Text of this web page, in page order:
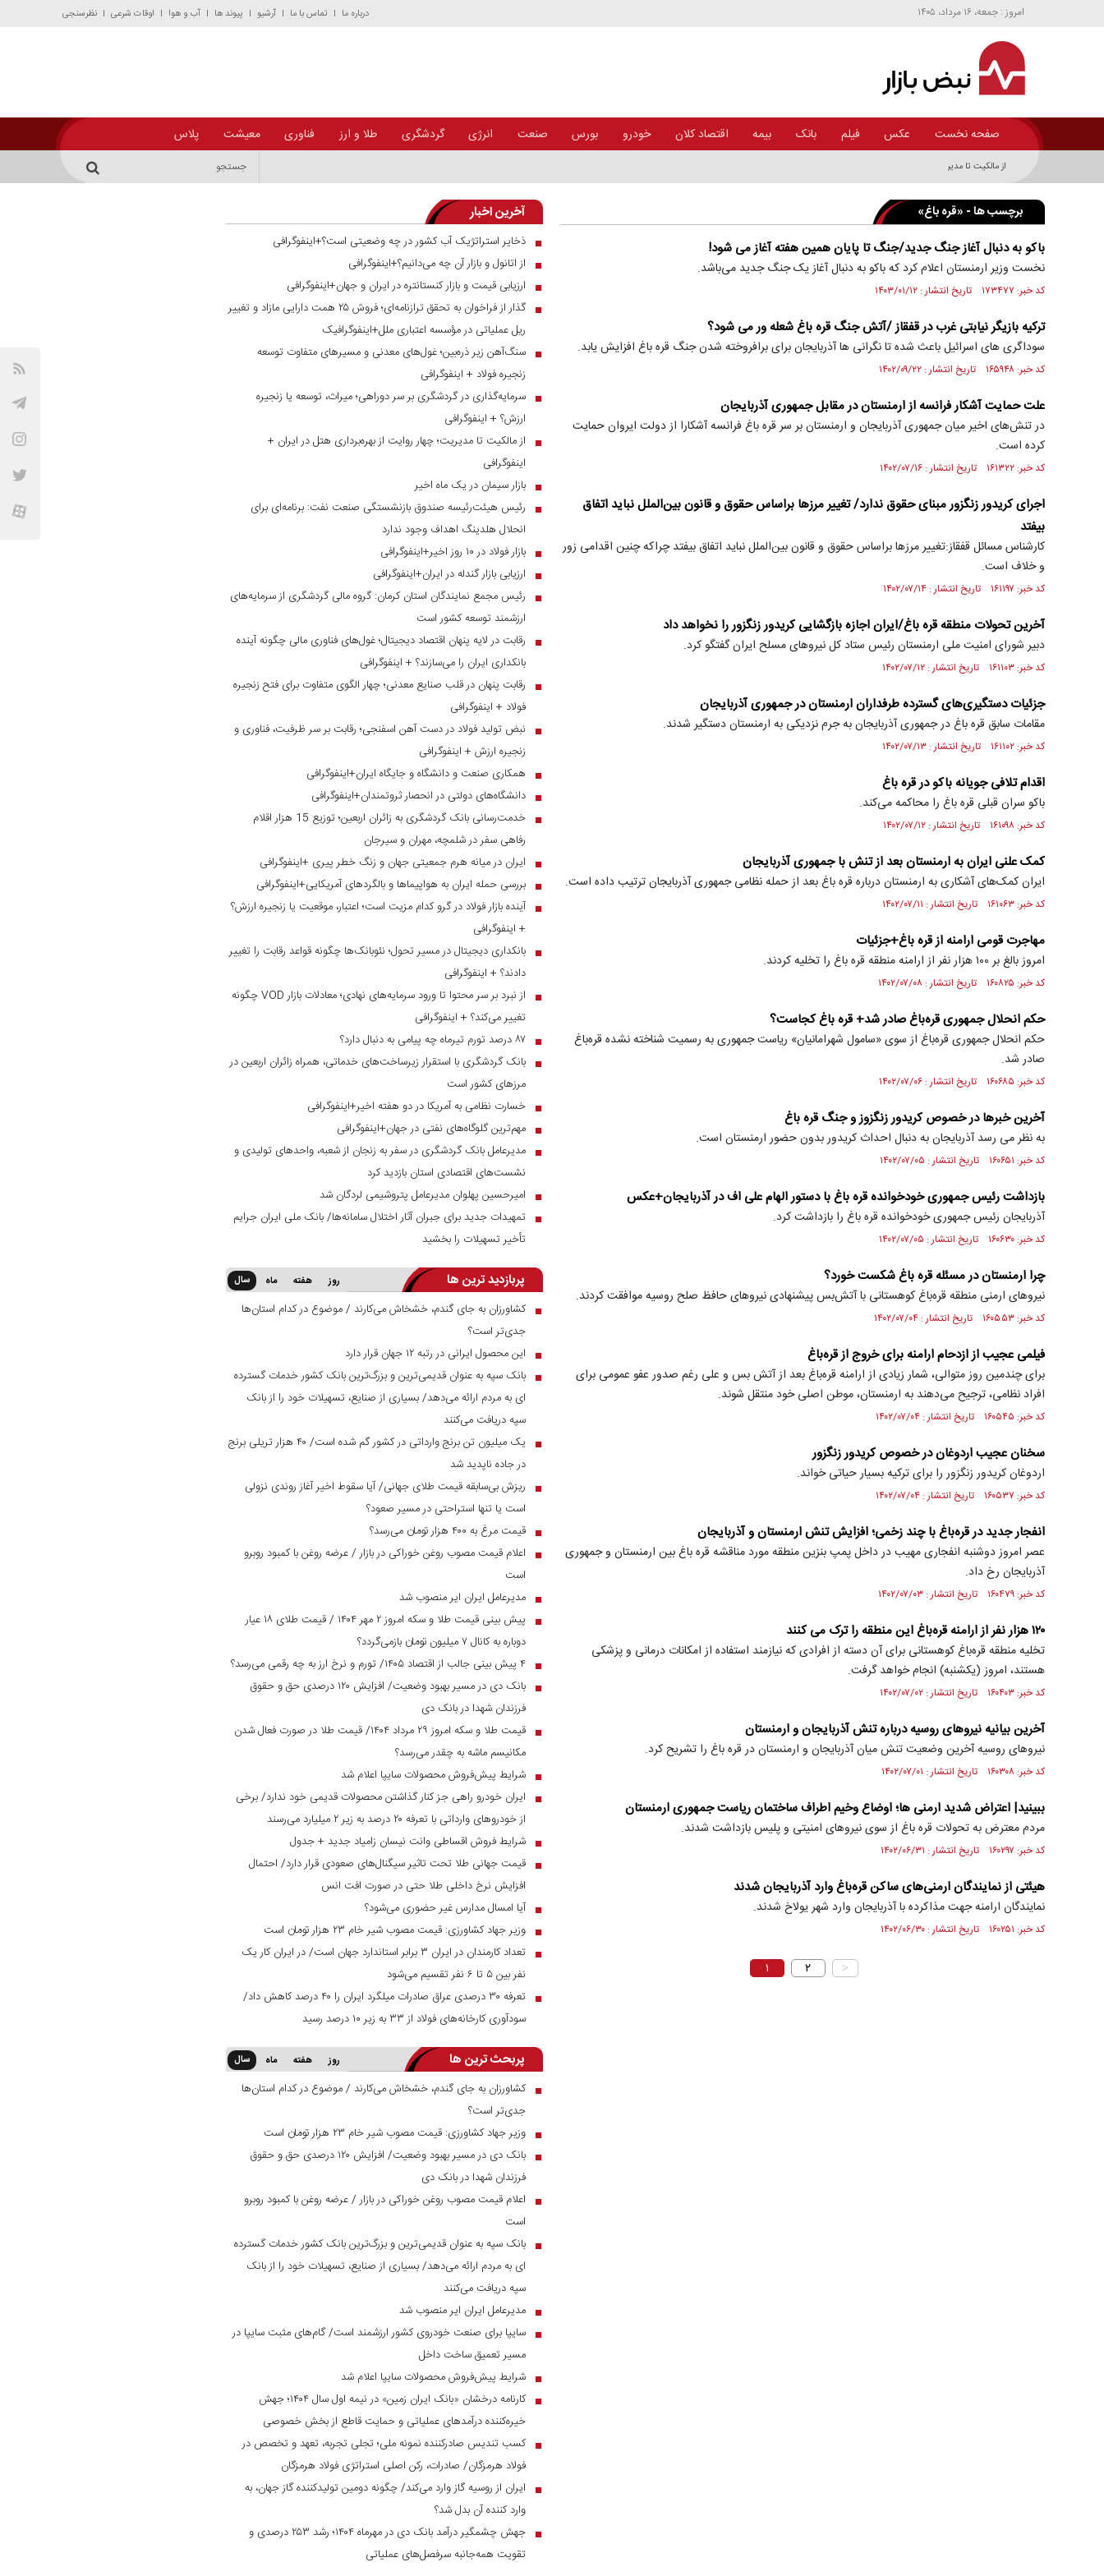
امروز : جمعه، ۱۶ مرداد، ۱۴۰۵ درباره ما تماس با ما آرشیو پیوند ها آب و هوا اوقات شرعی نظرسنجی
صفحه نخست عکس فیلم بانک بیمه اقتصاد کلان خودرو بورس صنعت انرژی گردشگری طلا و ارز فناوری معیشت پلاس
از مالکیت تا مدیریت؛ چهار روایت از بهره‌برداری هتل در ایران + اینفوگرافی
برچسب ها - «قره باغ»
باکو به دنبال آغاز جنگ جدید/جنگ تا پایان همین هفته آغاز می شود!
نخست وزیر ارمنستان اعلام کرد که باکو به دنبال آغاز یک جنگ جدید می‌باشد.
کد خبر: ۱۷۳۴۷۷ تاریخ انتشار : ۱۴۰۳/۰۱/۱۲
ترکیه بازیگر نیابتی غرب در قفقاز /آتش جنگ قره باغ شعله ور می شود؟
سوداگری های اسرائیل باعث شده تا نگرانی ها آذربایجان برای برافروخته شدن جنگ قره باغ افزایش یابد.
کد خبر: ۱۶۵۹۴۸ تاریخ انتشار : ۱۴۰۲/۰۹/۲۲
علت حمایت آشکار فرانسه از ارمنستان در مقابل جمهوری آذربایجان
در تنش‌های اخیر میان جمهوری آذربایجان و ارمنستان بر سر قره باغ فرانسه آشکارا از دولت ایروان حمایت
کرده است.
کد خبر: ۱۶۱۳۲۲ تاریخ انتشار : ۱۴۰۲/۰۷/۱۶
اجرای کریدور زنگزور مبنای حقوق ندارد/ تغییر مرز‌ها براساس حقوق و قانون بین‌الملل نباید اتفاق
بیفتد
کارشناس مسائل قفقاز:تغییر مرز‌ها براساس حقوق و قانون بین‌الملل نباید اتفاق بیفتد چراکه چنین اقدامی زور
و خلاف است.
کد خبر: ۱۶۱۱۹۷ تاریخ انتشار : ۱۴۰۲/۰۷/۱۴
آخرین تحولات منطقه قره باغ/ایران اجازه بازگشایی کریدور زنگزور را نخواهد داد
دبیر شورای امنیت ملی ارمنستان رئیس ستاد کل نیرو‌های مسلح ایران گفتگو کرد.
کد خبر: ۱۶۱۱۰۳ تاریخ انتشار : ۱۴۰۲/۰۷/۱۲
جزئیات دستگیری‌های گسترده طرفداران ارمنستان در جمهوری آذربایجان
مقامات سابق قره باغ در جمهوری آذربایجان به جرم نزدیکی به ارمنستان دستگیر شدند.
کد خبر: ۱۶۱۱۰۲ تاریخ انتشار : ۱۴۰۲/۰۷/۱۳
اقدام تلافی جویانه باکو در قره باغ
باکو سران قبلی قره باغ را محاکمه می‌کند.
کد خبر: ۱۶۱۰۹۸ تاریخ انتشار : ۱۴۰۲/۰۷/۱۲
کمک علنی ایران به ارمنستان بعد از تنش با جمهوری آذربایجان
ایران کمک‌های آشکاری به ارمنستان درباره قره باغ بعد از حمله نظامی جمهوری آذربایجان ترتیب داده است.
کد خبر: ۱۶۱۰۶۳ تاریخ انتشار : ۱۴۰۲/۰۷/۱۱
مهاجرت قومی ارامنه از قره باغ+جزئیات
امروز بالغ بر ۱۰۰ هزار نفر از ارامنه منطقه قره باغ را تخلیه کردند.
کد خبر: ۱۶۰۸۲۵ تاریخ انتشار : ۱۴۰۲/۰۷/۰۸
حکم انحلال جمهوری قره‌باغ صادر شد+ قره باغ کجاست؟
حکم انحلال جمهوری قره‌باغ از سوی «سامول شهرامانیان» ریاست جمهوری به رسمیت شناخته نشده قره‌باغ
صادر شد.
کد خبر: ۱۶۰۶۸۵ تاریخ انتشار : ۱۴۰۲/۰۷/۰۶
آخرین خبر‌ها در خصوص کریدور زنگزوز و جنگ قره باغ
به نظر می رسد آذربایجان به دنبال احداث کریدور بدون حضور ارمنستان است.
کد خبر: ۱۶۰۶۵۱ تاریخ انتشار : ۱۴۰۲/۰۷/۰۵
بازداشت رئیس جمهوری خودخوانده قره باغ با دستور الهام علی اف در آذربایجان+عکس
آذربایجان رئیس جمهوری خودخوانده قره باغ را بازداشت کرد.
کد خبر: ۱۶۰۶۳۰ تاریخ انتشار : ۱۴۰۲/۰۷/۰۵
چرا ارمنستان در مسئله قره باغ شکست خورد؟
نیروهای ارمنی منطقه قره‌باغ کوهستانی با آتش‌بس پیشنهادی نیروهای حافظ صلح روسیه موافقت کردند.
کد خبر: ۱۶۰۵۵۳ تاریخ انتشار : ۱۴۰۲/۰۷/۰۴
فیلمی عجیب از ازدحام ارامنه برای خروج از قره‌باغ
برای چندمین روز متوالی، شمار زیادی از ارامنه قره‌باغ بعد از آتش بس و علی رغم صدور عفو عمومی برای
افراد نظامی، ترجیح می‌دهند به ارمنستان، موطن اصلی خود منتقل شوند.
کد خبر: ۱۶۰۵۴۵ تاریخ انتشار : ۱۴۰۲/۰۷/۰۴
سخنان عجیب اردوغان در خصوص کریدور زنگزور
اردوغان کریدور زنگزور را برای ترکیه بسیار حیاتی خواند.
کد خبر: ۱۶۰۵۳۷ تاریخ انتشار : ۱۴۰۲/۰۷/۰۴
انفجار جدید در قره‌باغ با چند زخمی؛ افزایش تنش ارمنستان و آذربایجان
عصر امروز دوشنبه انفجاری مهیب در داخل پمپ بنزین منطقه مورد مناقشه قره باغ بین ارمنستان و جمهوری
آذربایجان رخ داد.
کد خبر: ۱۶۰۴۷۹ تاریخ انتشار : ۱۴۰۲/۰۷/۰۳
۱۲۰ هزار نفر از ارامنه قره‌باغ این منطقه را ترک می کنند
تخلیه منطقه قره‌باغ کوهستانی برای آن دسته از افرادی که نیازمند استفاده از امکانات درمانی و پزشکی
هستند، امروز (یکشنبه) انجام خواهد گرفت.
کد خبر: ۱۶۰۴۰۳ تاریخ انتشار : ۱۴۰۲/۰۷/۰۲
آخرین بیانیه نیروهای روسیه درباره تنش آذربایجان و ارمنستان
نیروهای روسیه آخرین وضعیت تنش میان آذربایجان و ارمنستان در قره باغ را تشریح کرد.
کد خبر: ۱۶۰۳۰۸ تاریخ انتشار : ۱۴۰۲/۰۷/۰۱
ببینید| اعتراض شدید ارمنی ها؛ اوضاع وخیم اطراف ساختمان ریاست جمهوری ارمنستان
مردم معترض به تحولات قره باغ از سوی نیروهای امنیتی و پلیس بازداشت شدند.
کد خبر: ۱۶۰۲۹۷ تاریخ انتشار : ۱۴۰۲/۰۶/۳۱
هیئتی از نمایندگان ارمنی‌های ساکن قره‌باغ وارد آذربایجان شدند
نمایندگان ارامنه جهت مذاکرده با آذربایجان وارد شهر یولاخ شدند.
کد خبر: ۱۶۰۲۵۱ تاریخ انتشار : ۱۴۰۲/۰۶/۳۰
۱ ۲ >
آخرین اخبار
■ ذخایر استراتژیک آب کشور در چه وضعیتی است؟+اینفوگرافی
■ از اتانول و بازار آن چه می‌دانیم؟+اینفوگرافی
■ ارزیابی قیمت و بازار کنستانتره در ایران و جهان+اینفوگرافی
■
گذار از فراخوان به تحقق ترازنامه‌ای؛ فروش ۲۵ همت دارایی مازاد و تغییر
ریل عملیاتی در مؤسسه اعتباری ملل+اینفوگرافیک
■ سنگ‌آهن زیر ذره‌بین؛ غول‌های معدنی و مسیر‌های متفاوت توسعه
زنجیره فولاد + اینفوگرافی
■ سرمایه‌گذاری در گردشگری بر سر دوراهی؛ میراث، توسعه یا زنجیره
ارزش؟ + اینفوگرافی
■
از مالکیت تا مدیریت؛ چهار روایت از بهره‌برداری هتل در ایران +
اینفوگرافی
■ بازار سیمان در یک ماه اخیر
■
رئیس هیئت‌رئیسه صندوق بازنشستگی صنعت نفت: برنامه‌ای برای
انحلال هلدینگ اهداف وجود ندارد
■ بازار فولاد در ۱۰ روز اخیر+اینفوگرافی
■ ارزیابی بازار گندله در ایران+اینفوگرافی
■
رئیس مجمع نمایندگان استان کرمان: گروه مالی گردشگری از سرمایه‌های
ارزشمند توسعه کشور است
■
رقابت در لایه پنهان اقتصاد دیجیتال؛ غول‌های فناوری مالی چگونه آینده
بانکداری ایران را می‌سازند؟ + اینفوگرافی
■
رقابت پنهان در قلب صنایع معدنی؛ چهار الگوی متفاوت برای فتح زنجیره
فولاد + اینفوگرافی
■
نبض تولید فولاد در دست آهن اسفنجی؛ رقابت بر سر ظرفیت، فناوری و
زنجیره ارزش + اینفوگرافی
■ همکاری صنعت و دانشگاه و جایگاه ایران+اینفوگرافی
■ دانشگاه‌های دولتی در انحصار ثروتمندان+اینفوگرافی
■
خدمت‌رسانی بانک گردشگری به زائران اربعین؛ توزیع 15 هزار اقلام
رفاهی سفر در شلمچه، مهران و سیرجان
■ ایران در میانه هرم جمعیتی جهان و زنگ خطر پیری +اینفوگرافی
■ بررسی حمله ایران به هواپیماها و بالگردهای آمریکایی+اینفوگرافی
■ آینده بازار فولاد در گرو کدام مزیت است؛ اعتبار، موقعیت یا زنجیره ارزش؟
+ اینفوگرافی
■ بانکداری دیجیتال در مسیر تحول؛ نئوبانک‌ها چگونه قواعد رقابت را تغییر
دادند؟ + اینفوگرافی
■
از نبرد بر سر محتوا تا ورود سرمایه‌های نهادی؛ معادلات بازار VOD چگونه
تغییر می‌کند؟ + اینفوگرافی
■ ۸۷ درصد تورم تیرماه چه پیامی به دنبال دارد؟
■ بانک گردشگری با استقرار زیرساخت‌های خدماتی، همراه زائران اربعین در
مرز‌های کشور است
■ خسارت نظامی به آمریکا در دو هفته اخیر+اینفوگرافی
■ مهم‌ترین گلوگاه‌های نفتی در جهان+اینفوگرافی
■ مدیرعامل بانک گردشگری در سفر به زنجان از شعبه، واحدهای تولیدی و
نشست‌های اقتصادی استان بازدید کرد
■ امیرحسین پهلوان مدیرعامل پتروشیمی لردگان شد
■
تمهیدات جدید برای جبران آثار اختلال سامانه‌ها/ بانک ملی ایران جرایم
تأخیر تسهیلات را بخشید
پربازدید ترین ها روز هفته ماه سال
■ کشاورزان به جای گندم، خشخاش می‌کارند / موضوع در کدام استان‌ها
جدی‌تر است؟
■ این محصول ایرانی در رتبه ۱۲ جهان قرار دارد
■ بانک سپه به عنوان قدیمی‌ترین و بزرگ‌ترین بانک کشور خدمات گسترده
ای به مردم ارائه می‌دهد/ بسیاری از صنایع، تسهیلات خود را از بانک
سپه دریافت می‌کنند
■
یک میلیون تن برنج وارداتی در کشور گم شده است/ ۴۰ هزار تریلی برنج
در جاده ناپدید شد
■
ریزش بی‌سابقه قیمت طلای جهانی/ آیا سقوط اخیر آغاز روندی نزولی
است یا تنها استراحتی در مسیر صعود؟
■ قیمت مرغ به ۴۰۰ هزار تومان می‌رسد؟
■
اعلام قیمت مصوب روغن خوراکی در بازار / عرضه روغن با کمبود روبرو
است
■ مدیرعامل ایران ایر منصوب شد
■
پیش بینی قیمت طلا و سکه امروز ۲ مهر ۱۴۰۴ / قیمت طلای ۱۸ عیار
دوباره به کانال ۷ میلیون تومان بازمی‌گردد؟
■ ۴ پیش بینی جالب از اقتصاد ۱۴۰۵/ تورم و نرخ ارز به چه رقمی می‌رسد؟
■
بانک دی در مسیر بهبود وضعیت/ افزایش ۱۲۰ درصدی حق و حقوق
فرزندان شهدا در بانک دی
■
قیمت طلا و سکه امروز ۲۹ مرداد ۱۴۰۴/ قیمت طلا در صورت فعال شدن
مکانیسم ماشه به چقدر می‌رسد؟
■ شرایط پیش‌فروش محصولات سایپا اعلام شد
■
ایران خودرو راهی جز کنار گذاشتن محصولات قدیمی خود ندارد/ برخی
از خودرو‌های وارداتی با تعرفه ۲۰ درصد به زیر ۲ میلیارد می‌رسند
■ شرایط فروش اقساطی وانت نیسان زامیاد جدید + جدول
■ قیمت جهانی طلا تحت تاثیر سیگنال‌های صعودی قرار دارد/ احتمال
افزایش نرخ داخلی طلا حتی در صورت افت انس
■ آیا امسال مدارس غیر حضوری می‌شود؟
■ وزیر جهاد کشاورزی: قیمت مصوب شیر خام ۲۳ هزار تومان است
■
تعداد کارمندان در ایران ۳ برابر استاندارد جهان است/ در ایران کار یک
نفر بین ۵ تا ۶ نفر تقسیم می‌شود
■
تعرفه ۳۰ درصدی عراق صادرات میلگرد ایران را ۴۰ درصد کاهش داد/
سودآوری کارخانه‌های فولاد از ۳۳ به زیر ۱۰ درصد رسید
پربحث ترین ها روز هفته ماه سال
■ کشاورزان به جای گندم، خشخاش می‌کارند / موضوع در کدام استان‌ها
جدی‌تر است؟
■ وزیر جهاد کشاورزی: قیمت مصوب شیر خام ۲۳ هزار تومان است
■
بانک دی در مسیر بهبود وضعیت/ افزایش ۱۲۰ درصدی حق و حقوق
فرزندان شهدا در بانک دی
■
اعلام قیمت مصوب روغن خوراکی در بازار / عرضه روغن با کمبود روبرو
است
■ بانک سپه به عنوان قدیمی‌ترین و بزرگ‌ترین بانک کشور خدمات گسترده
ای به مردم ارائه می‌دهد/ بسیاری از صنایع، تسهیلات خود را از بانک
سپه دریافت می‌کنند
■ مدیرعامل ایران ایر منصوب شد
■ سایپا برای صنعت خودروی کشور ارزشمند است/ گام‌های مثبت سایپا در
مسیر تعمیق ساخت داخل
■ شرایط پیش‌فروش محصولات سایپا اعلام شد
■
کارنامه درخشان «بانک ایران زمین» در نیمه اول سال ۱۴۰۴؛ جهش
خیره‌کننده درآمد‌های عملیاتی و حمایت قاطع از بخش خصوصی
■ کسب تندیس صادرکننده نمونه ملی؛ تجلی تجربه، تعهد و تخصص در
فولاد هرمزگان/ صادرات، رکن اصلی استراتژی فولاد هرمزگان
■
ایران از روسیه گاز وارد می‌کند/ چگونه دومین تولیدکننده گاز جهان، به
وارد کننده آن بدل شد؟
■
جهش چشمگیر درآمد بانک دی در مهرماه ۱۴۰۴؛ رشد ۲۵۳ درصدی و
تقویت همه‌جانبه سرفصل‌های عملیاتی